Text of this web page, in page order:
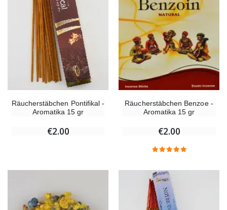
Räucherstäbchen Pontifikal -
Aromatika 15 gr
€2.00
Räucherstäbchen Benzoe -
Aromatika 15 gr
€2.00